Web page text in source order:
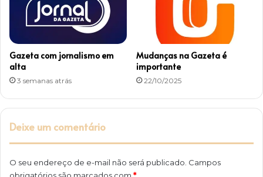
o
Gazeta com jornalismo em
alta
3 semanas atrás
Mudanças na Gazeta é
importante
22/10/2025
Deixe um comentário
O seu endereço de e-mail não será publicado. Campos
obrigatórios são marcados com *